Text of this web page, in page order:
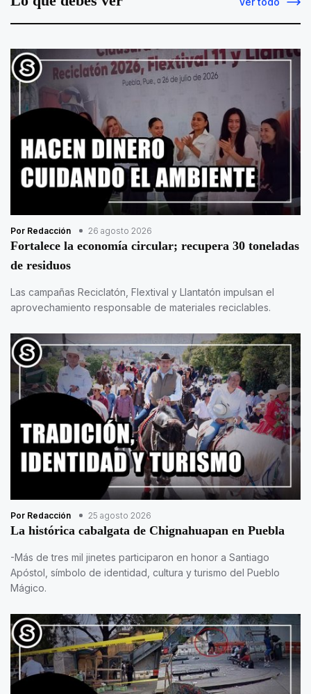
Por Redacción 26 agosto 2026
Fortalece la economía circular; recupera 30 toneladas
de residuos
Las campañas Reciclatón, Flextival y Llantatón impulsan el
aprovechamiento responsable de materiales reciclables.
Por Redacción 25 agosto 2026
La histórica cabalgata de Chignahuapan en Puebla
-Más de tres mil jinetes participaron en honor a Santiago
Apóstol, símbolo de identidad, cultura y turismo del Pueblo
Mágico.